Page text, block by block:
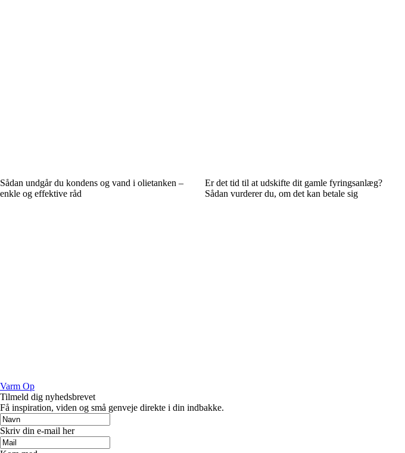
Sådan undgår du kondens og vand i olietanken –
enkle og effektive råd
Er det tid til at udskifte dit gamle fyringsanlæg?
Sådan vurderer du, om det kan betale sig
Varm Op
Tilmeld dig nyhedsbrevet
Få inspiration, viden og små genveje direkte i din indbakke.
Skriv din e-mail her